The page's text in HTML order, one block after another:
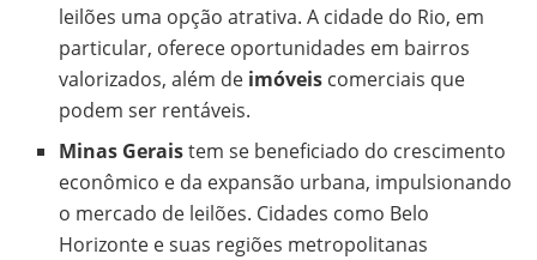
leilões uma opção atrativa. A cidade do Rio, em
particular, oferece oportunidades em bairros
valorizados, além de imóveis comerciais que
podem ser rentáveis.
Minas Geraistem se beneficiado do crescimento
econômico e da expansão urbana, impulsionando
o mercado de leilões. Cidades como Belo
Horizonte e suas regiões metropolitanas